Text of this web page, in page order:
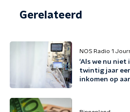
Gerelateerd
NOS Radio 1
'Als we nu niet
twintig jaar
inkomen op